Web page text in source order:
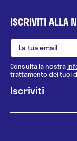
ISCRIVITI ALLA
Consulta la nostra
trattamento dei tuoi